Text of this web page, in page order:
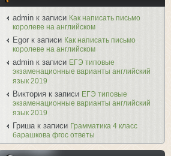
admin к записи Как написать письмо
королеве на английском
Egor к записи Как написать письмо
королеве на английском
admin к записи ЕГЭ типовые
экзаменационные варианты английский
язык 2019
Виктория к записи ЕГЭ типовые
экзаменационные варианты английский
язык 2019
Гришак записи Грамматика 4 класс
барашкова фгос ответы